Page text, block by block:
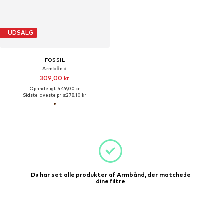
UDSALG
FOSSIL
Armbånd
309,00 kr
Oprindeligt: 449,00 kr
Sidste laveste pris:278,10 kr
Du har set alle produkter af Armbånd, der matchede
dine filtre